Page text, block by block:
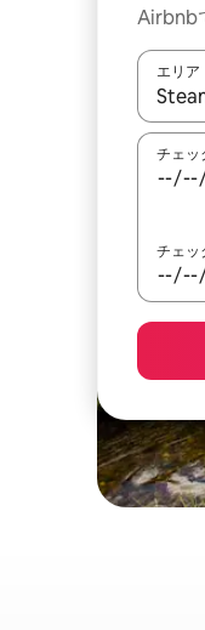
Airbnb
エリア
検索
チェッ
チェッ